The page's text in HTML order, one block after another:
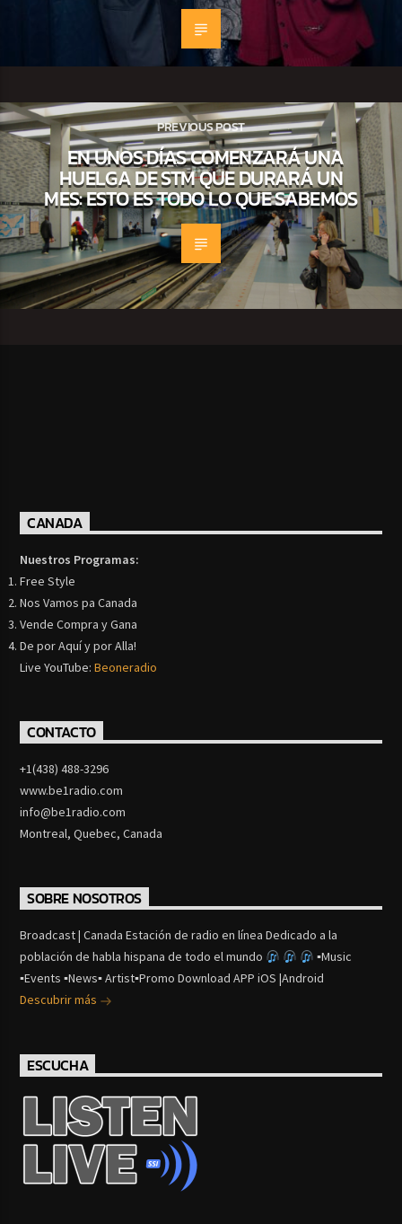
PREVIOUS POST
EN UNOS DÍAS COMENZARÁ UNA
HUELGA DE STM QUE DURARÁ UN
MES: ESTO ES TODO LO QUE SABEMOS
CANADA
Nuestros Programas:
Free Style
Nos Vamos pa Canada
Vende Compra y Gana
De por Aquí y por Alla!
Live YouTube:Beoneradio
CONTACTO
+1(438) 488-3296
www.be1radio.com
info@be1radio.com
Montreal, Quebec, Canada
SOBRE NOSOTROS
Broadcast | Canada Estación de radio en línea Dedicado a la
población de habla hispana de todo el mundo
▪Music
▪Events ▪News▪ Artist▪Promo Download APP iOS |Android
Descubrir más
ESCUCHA